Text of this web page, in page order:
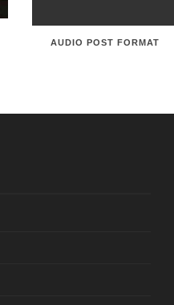
AUDIO POST FORMAT